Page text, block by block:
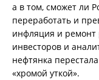
а в том, сможет ли
переработать и
инфляция и ремонт
инвесторов и
нефтянка
«хромой уткой».